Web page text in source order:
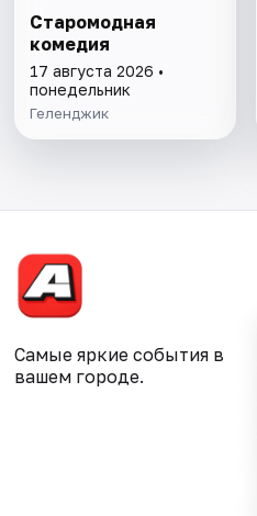
Старомодная
комедия
17 августа 2026 •
понедельник
Геленджик
Самые яркие события в
вашем городе.